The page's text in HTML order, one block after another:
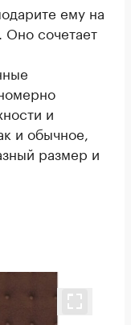
ему на
Оно сочетает
и
и обычное,
размер и